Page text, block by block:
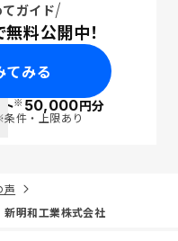
ガイド
料公開中！
てみる
ト※50,000円分
件・上限あり
声
新明和工業株式会社